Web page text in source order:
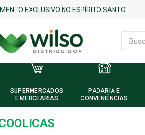
EXCLUSIVO NO ESPÍRITO SANTO
SUPERMERCADOS
E MERCEARIAS
PADARIA E
CONVENIÊNCIAS